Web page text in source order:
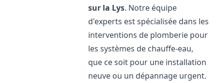
sur la Lys. Notre équipe
d'experts est spécialisée dans les
interventions de plomberie pour
les systèmes de chauffe-eau,
que ce soit pour une installation
neuve ou un dépannage urgent.